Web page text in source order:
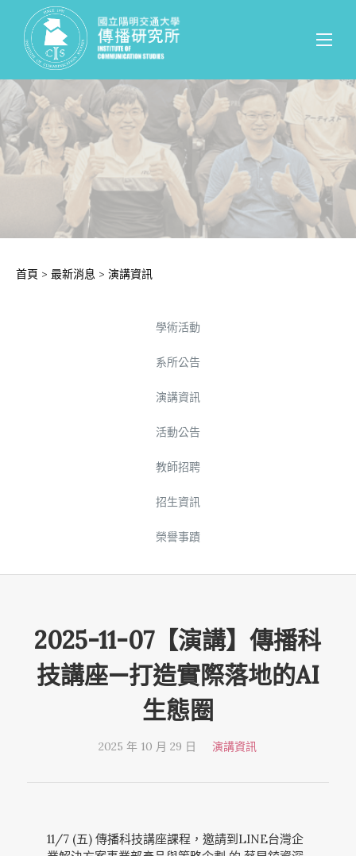
首頁 > 最新消息 > 演講資訊
學術活動
系所公告
演講資訊
活動公告
教師招聘
招生資訊
榮譽事蹟
2025-11-07【演講】傳播科
技講座—打造實際落地的AI
生態圈
2025 年 10 月 29 日 演講資訊
11/7 (五) 傳播科技講座課程，邀請到LINE台灣企